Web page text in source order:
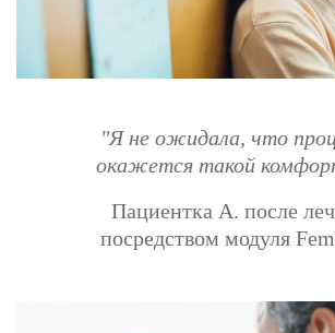
"Я не ожидала, что
окажется такой
Пациентка А. после
посредством модуля